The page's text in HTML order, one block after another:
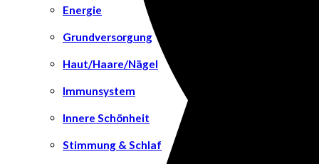
Energie
Grundversorgung
Haut/Haare/Nägel
Immunsystem
Innere Schönheit
Stimmung & Schlaf